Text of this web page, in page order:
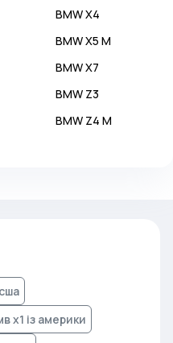
BMWX4
BMWX5 M
BMWX7
BMW Z3
BMW Z4 M
x1 із америки